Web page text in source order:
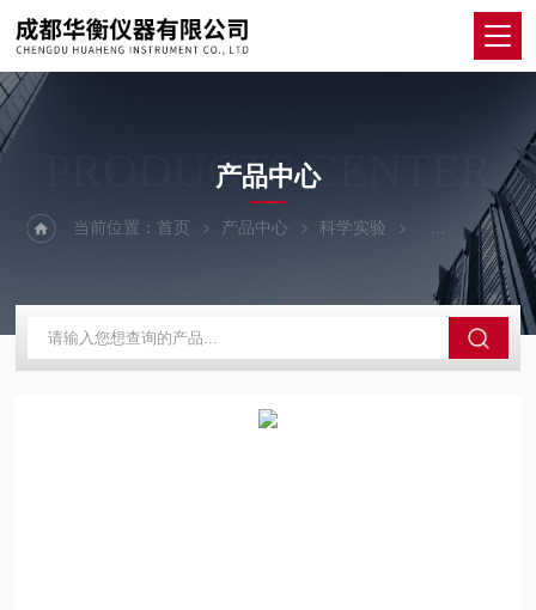
PRODUCTS CENTER
产品中心
当前位置：首页 产品中心 科学实验 其他仪器设备